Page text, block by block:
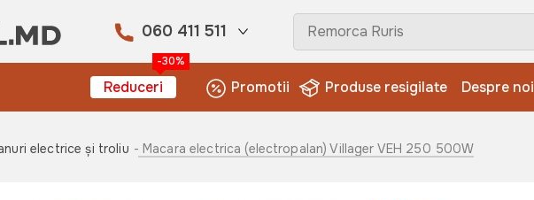
060 411 511
-30%
Reduceri Promotii Produse resigilate Despre noi
electrice și troliu - Macara electrica (electropalan) Villager VEH 250 500W